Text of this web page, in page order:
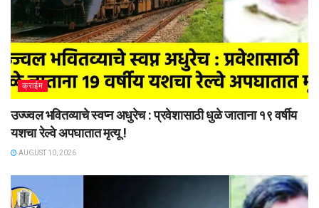
क्राईम
उज्ज्वल भवितव्याचे स्वप्न अधुरेच : प्रवेशासाठी धुळे जाताना १९ वर्षीय
यशचा रेल्वे अपघातात मृत्यू !
AUGUST 10, 2026